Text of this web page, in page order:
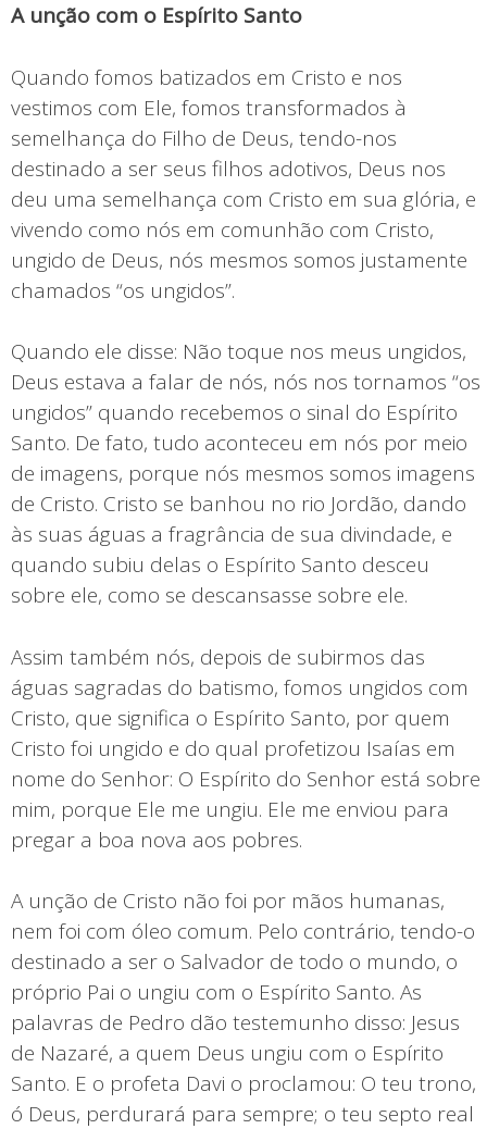
A unção com o Espírito Santo
Quando fomos batizados em Cristo e nos
vestimos com Ele, fomos transformados à
semelhança do Filho de Deus, tendo-nos
destinado a ser seus filhos adotivos, Deus nos
deu uma semelhança com Cristo em sua glória, e
vivendo como nós em comunhão com Cristo,
ungido de Deus, nós mesmos somos justamente
chamados “os ungidos”.
Quando ele disse: Não toque nos meus ungidos,
Deus estava a falar de nós, nós nos tornamos “os
ungidos” quando recebemos o sinal do Espírito
Santo. De fato, tudo aconteceu em nós por meio
de imagens, porque nós mesmos somos imagens
de Cristo. Cristo se banhou no rio Jordão, dando
às suas águas a fragrância de sua divindade, e
quando subiu delas o Espírito Santo desceu
sobre ele, como se descansasse sobre ele.
Assim também nós, depois de subirmos das
águas sagradas do batismo, fomos ungidos com
Cristo, que significa o Espírito Santo, por quem
Cristo foi ungido e do qual profetizou Isaías em
nome do Senhor: O Espírito do Senhor está sobre
mim, porque Ele me ungiu. Ele me enviou para
pregar a boa nova aos pobres.
A unção de Cristo não foi por mãos humanas,
nem foi com óleo comum. Pelo contrário, tendo-o
destinado a ser o Salvador de todo o mundo, o
próprio Pai o ungiu com o Espírito Santo. As
palavras de Pedro dão testemunho disso: Jesus
de Nazaré, a quem Deus ungiu com o Espírito
Santo. E o profeta Davi o proclamou: O teu trono,
ó Deus, perdurará para sempre; o teu septo real